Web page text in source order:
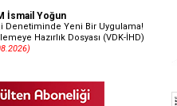
İsmail Yoğun
Denetiminde Yeni Bir Uygulama!
Hazırlık Dosyası (VDK-İHD)